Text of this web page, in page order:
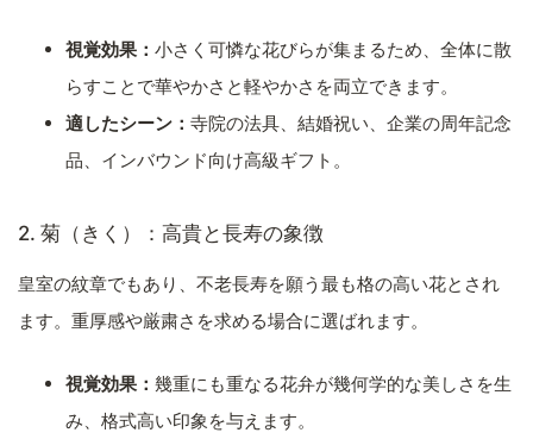
視覚効果： 小さく可憐な花びらが集まるため、全体に散
らすことで華やかさと軽やかさを両立できます。
適したシーン： 寺院の法具、結婚祝い、企業の周年記念
品、インバウンド向け高級ギフト。
2. 菊（きく）：高貴と長寿の象徴
皇室の紋章でもあり、不老長寿を願う最も格の高い花とされ
ます。重厚感や厳粛さを求める場合に選ばれます。
視覚効果： 幾重にも重なる花弁が幾何学的な美しさを生
み、格式高い印象を与えます。